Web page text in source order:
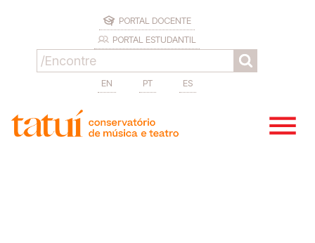
PORTAL DOCENTE
PORTAL ESTUDANTIL
EN PT ES